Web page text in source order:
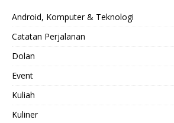
Android, Komputer & Teknologi
Catatan Perjalanan
Dolan
Event
Kuliah
Kuliner